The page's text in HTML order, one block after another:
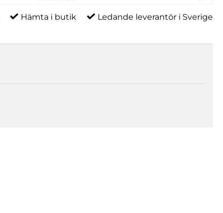
Hämta i butik Ledande leverantör i Sverige